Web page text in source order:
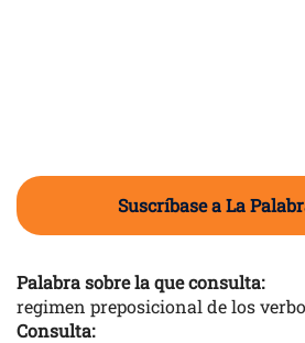
Suscríbase a La
Palabra sobre la que consulta:
regimen preposicional de los
Consulta: